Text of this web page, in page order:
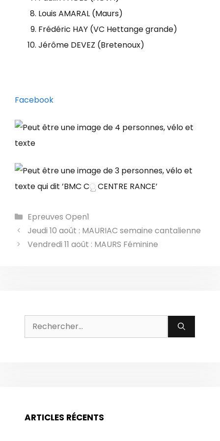
Louis AMARAL (Maurs)
Frédéric HAY (VC Hettange grande)
Jérôme DEVEZ (Bretenoux)
Facebook
Catégories
Epreuves Open1
Jeudi 10 août : MAURIAC semaine cantalienne
Vendredi 11 août : MAURS Féminine
Rechercher :
ARTICLES RÉCENTS